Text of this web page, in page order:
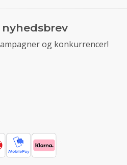
og konkurrencer!